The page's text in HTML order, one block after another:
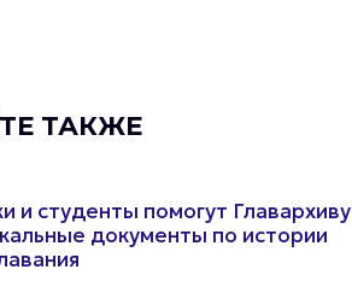
ТАКЖЕ
и студенты помогут Главархиву
документы по истории